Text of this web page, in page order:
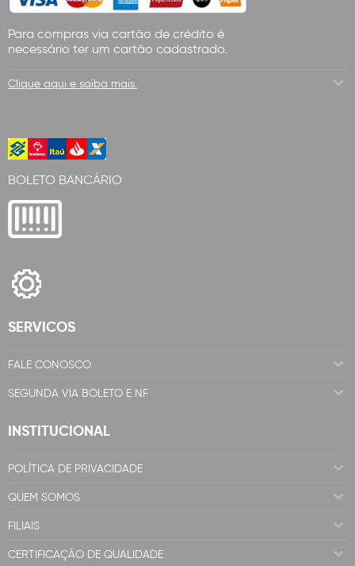
Para compras via cartão de crédito é
necessário ter um cartão cadastrado.
Clique aqui e saiba mais.
BOLETO BANCÁRIO
SERVICOS
FALE CONOSCO
SEGUNDA VIA BOLETO E NF
INSTITUCIONAL
POLÍTICA DE PRIVACIDADE
QUEM SOMOS
FILIAIS
CERTIFICAÇÃO DE QUALIDADE